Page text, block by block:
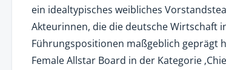
ein idealtypisches weibliches
Akteurinnen, die die deutsche Wirtschaft
Führungspositionen maßgeblich geprägt
Female Allstar Board in der Kategorie